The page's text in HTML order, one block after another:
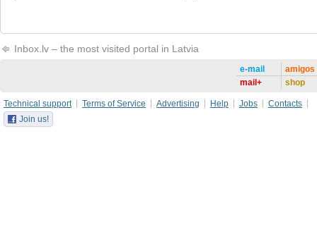
Inbox.lv – the most visited portal in Latvia
e-mail
mail+
amigos
shop
Technical support Terms of Service Advertising Help Jobs
Contacts
Join us!